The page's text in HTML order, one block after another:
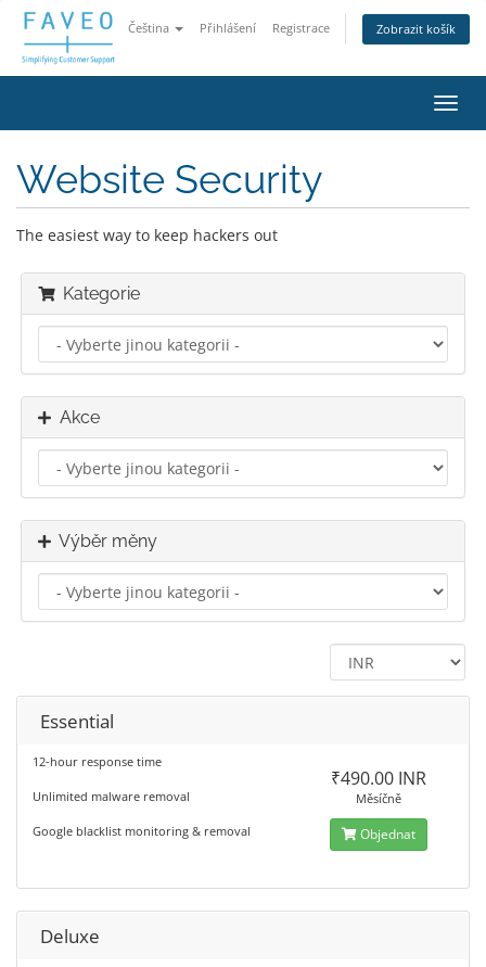
Čeština Přihlášení Registrace Zobrazit košík
Website Security
The easiest way to keep hackers out
Kategorie
Akce
Výběr měny
Essential
12-hour response time
Unlimited malware removal
Google blacklist monitoring & removal
₹490.00 INR
Měsíčně
Objednat
Deluxe